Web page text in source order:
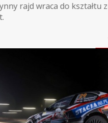
rajd wraca do kształtu